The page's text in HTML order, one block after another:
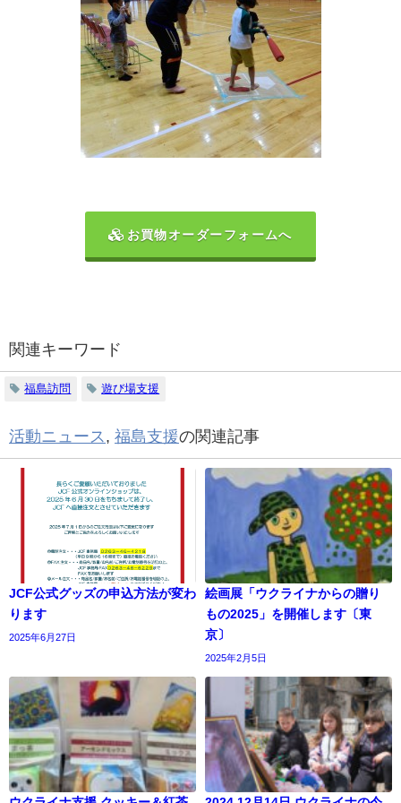
お買物オーダーフォームへ
関連キーワード
福島訪問 遊び場支援
活動ニュース , 福島支援の関連記事
JCF公式グッズの申込方法が変わ
ります
2025年6月27日
絵画展「ウクライナからの贈り
もの2025」を開催します〔東
京〕
2025年2月5日